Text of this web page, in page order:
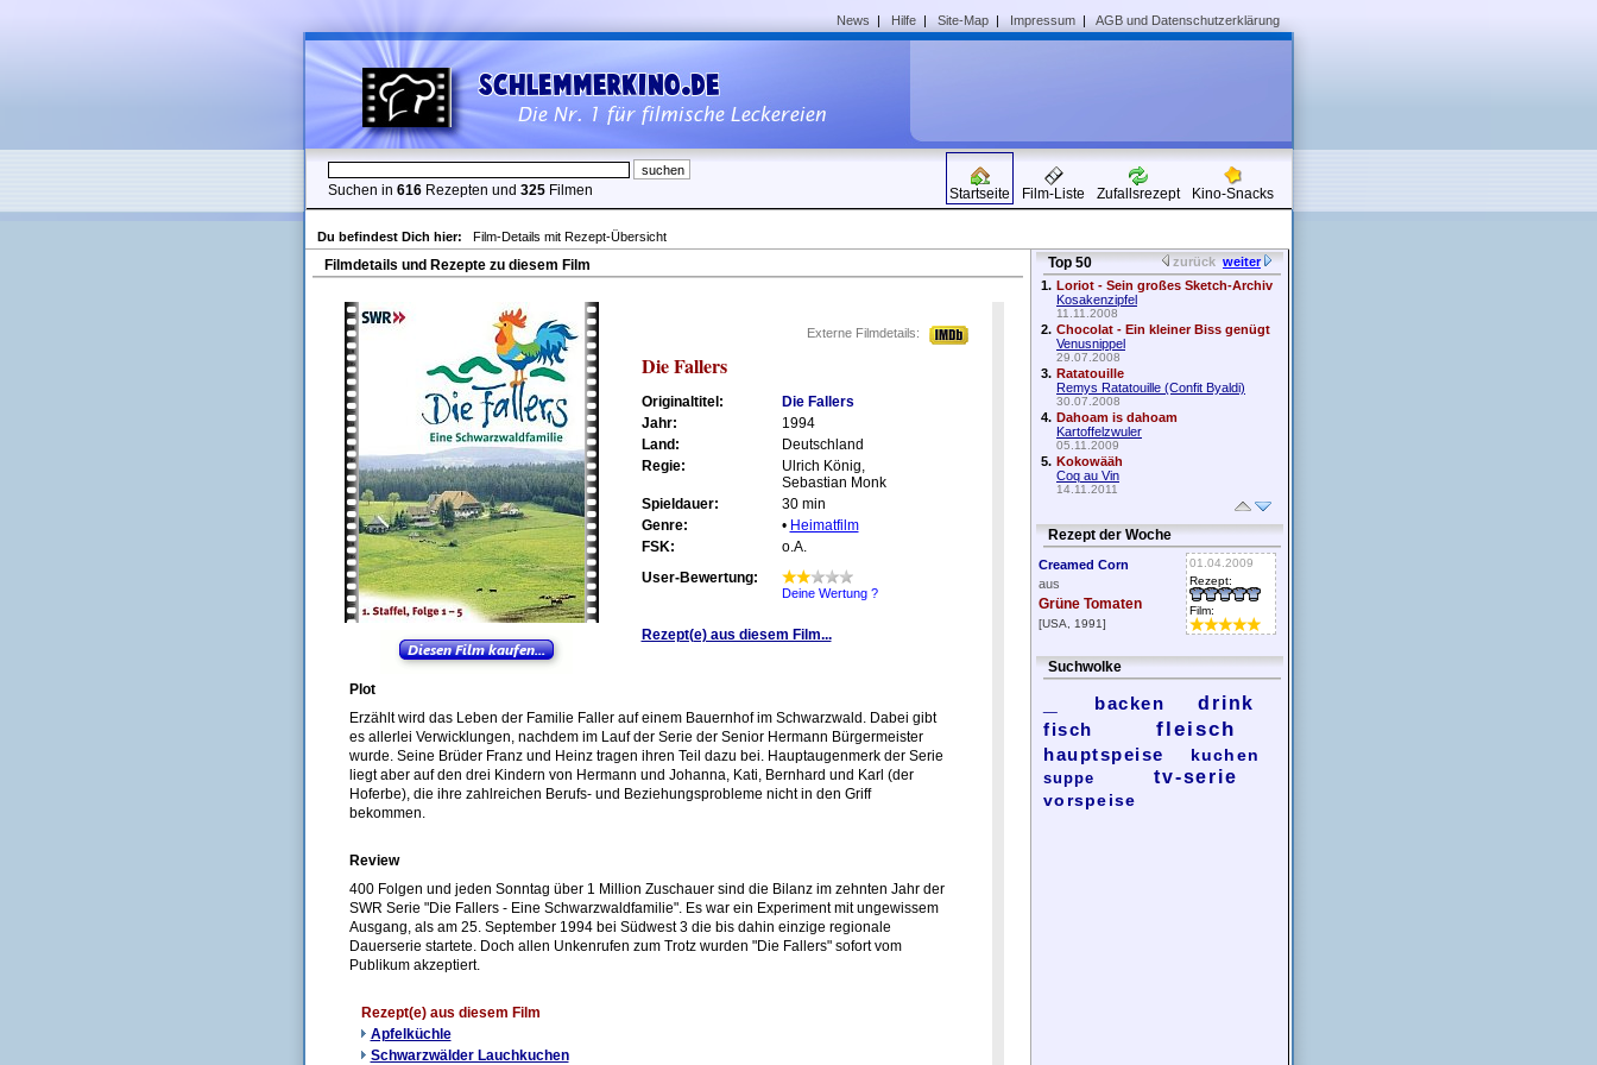
News | Hilfe | Site-Map | Impressum | AGB und Datenschutzerklärung
Suchen in 616 Rezepten und 325 Filmen Startseite Film-Liste Zufallsrezept Kino-Snacks
Du befindest Dich hier: Film-Details mit Rezept-Übersicht
Filmdetails und Rezepte zu diesem Film
Externe Filmdetails:
Die Fallers
Originaltitel:
Die Fallers
Jahr:
1994
Land:
Deutschland
Regie:
Ulrich König,
Sebastian Monk
Spieldauer:
30 min
Genre:
• Heimatfilm
FSK:
o.A.
User-Bewertung:
Deine Wertung ?
Rezept(e) aus diesem Film...
Plot
Erzählt wird das Leben der Familie Faller auf einem Bauernhof im Schwarzwald. Dabei gibt
es allerlei Verwicklungen, nachdem im Lauf der Serie der Senior Hermann Bürgermeister
wurde. Seine Brüder Franz und Heinz tragen ihren Teil dazu bei. Hauptaugenmerk der Serie
liegt aber auf den drei Kindern von Hermann und Johanna, Kati, Bernhard und Karl (der
Hoferbe), die ihre zahlreichen Berufs- und Beziehungsprobleme nicht in den Griff
bekommen.
Review
400 Folgen und jeden Sonntag über 1 Million Zuschauer sind die Bilanz im zehnten Jahr der
SWR Serie "Die Fallers - Eine Schwarzwaldfamilie". Es war ein Experiment mit ungewissem
Ausgang, als am 25. September 1994 bei Südwest 3 die bis dahin einzige regionale
Dauerserie startete. Doch allen Unkenrufen zum Trotz wurden "Die Fallers" sofort vom
Publikum akzeptiert.
Rezept(e) aus diesem Film
Apfelküchle
Schwarzwälder Lauchkuchen
zurück weiter
Top 50
1. Loriot - Sein großes Sketch-Archiv
Kosakenzipfel
11.11.2008
2. Chocolat - Ein kleiner Biss genügt
Venusnippel
29.07.2008
3. Ratatouille
Remys Ratatouille (Confit Byaldi)
30.07.2008
4. Dahoam is dahoam
Kartoffelzwuler
05.11.2009
5. Kokowääh
Coq au Vin
14.11.2011
Rezept der Woche
01.04.2009
Rezept:
Film:
Creamed Corn
aus
Grüne Tomaten
[USA, 1991]
Suchwolke
backen
drink
fisch
fleisch
hauptspeise kuchen
suppe tv-serie
vorspeise